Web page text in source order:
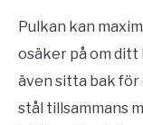
Pulkan kan
osäker på om ditt
även sitta bak för
stål tillsammans